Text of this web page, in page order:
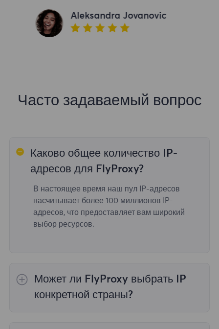
Aleksandra Jovanovic
Часто задаваемый вопрос
Каково общее количество IP-
адресов для FlyProxy?
В настоящее время наш пул IP-адресов
насчитывает более 100 миллионов IP-
адресов, что предоставляет вам широкий
выбор ресурсов.
Может ли FlyProxy выбрать IP
конкретной страны?